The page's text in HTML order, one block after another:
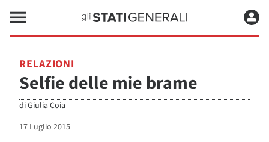
RELAZIONI
Selfie delle mie brame
diGiulia Coia
17 Luglio 2015